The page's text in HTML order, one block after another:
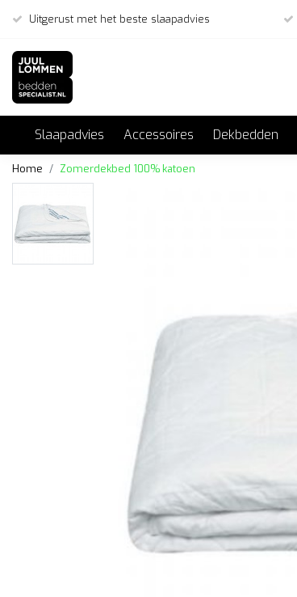
Uitgerust met het beste slaapadvies
Slaapadvies Accessoires Dekbedden
Home Zomerdekbed 100% katoen